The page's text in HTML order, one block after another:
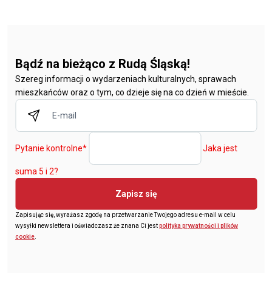
Bądź na bieżąco z Rudą Śląską!
Szereg informacji o wydarzeniach kulturalnych, sprawach
mieszkańców oraz o tym, co dzieje się na co dzień w mieście.
Pytanie kontrolne* Jaka jest
suma 5 i 2?
Zapisz się
Zapisując się, wyrażasz zgodę na przetwarzanie Twojego adresu e-mail w celu
wysyłki newslettera i oświadczasz że znana Ci jestpolityka prywatności i plików
cookie.